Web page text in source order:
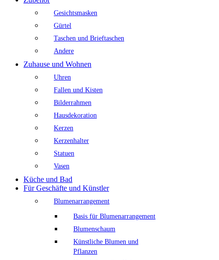
Gesichtsmasken
Gürtel
Taschen und Brieftaschen
Andere
Zuhause und Wohnen
Uhren
Fallen und Kisten
Bilderrahmen
Hausdekoration
Kerzen
Kerzenhalter
Statuen
Vasen
Küche und Bad
Für Geschäfte und Künstler
Blumenarrangement
Basis für Blumenarrangement
Blumenschaum
Künstliche Blumen und
Pflanzen